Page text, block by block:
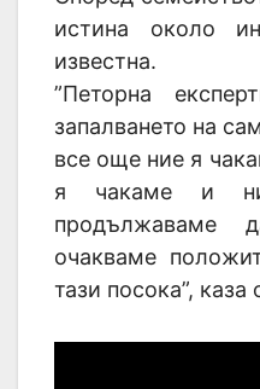
истина около
известна.
”Петорна
запалването на
все още ние я
я чакаме и
очакваме
тази посока”,